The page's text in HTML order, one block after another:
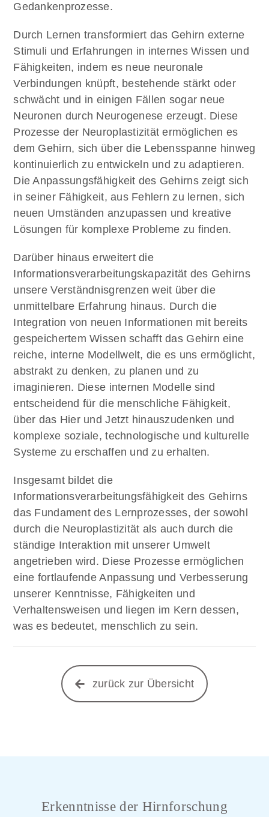
Gedankenprozesse.
Durch Lernen transformiert das Gehirn externe
Stimuli und Erfahrungen in internes Wissen und
Fähigkeiten, indem es neue neuronale
Verbindungen knüpft, bestehende stärkt oder
schwächt und in einigen Fällen sogar neue
Neuronen durch Neurogenese erzeugt. Diese
Prozesse der Neuroplastizität ermöglichen es
dem Gehirn, sich über die Lebensspanne hinweg
kontinuierlich zu entwickeln und zu adaptieren.
Die Anpassungsfähigkeit des Gehirns zeigt sich
in seiner Fähigkeit, aus Fehlern zu lernen, sich
neuen Umständen anzupassen und kreative
Lösungen für komplexe Probleme zu finden.
Darüber hinaus erweitert die
Informationsverarbeitungskapazität des Gehirns
unsere Verständnisgrenzen weit über die
unmittelbare Erfahrung hinaus. Durch die
Integration von neuen Informationen mit bereits
gespeichertem Wissen schafft das Gehirn eine
reiche, interne Modellwelt, die es uns ermöglicht,
abstrakt zu denken, zu planen und zu
imaginieren. Diese internen Modelle sind
entscheidend für die menschliche Fähigkeit,
über das Hier und Jetzt hinauszudenken und
komplexe soziale, technologische und kulturelle
Systeme zu erschaffen und zu erhalten.
Insgesamt bildet die
Informationsverarbeitungsfähigkeit des Gehirns
das Fundament des Lernprozesses, der sowohl
durch die Neuroplastizität als auch durch die
ständige Interaktion mit unserer Umwelt
angetrieben wird. Diese Prozesse ermöglichen
eine fortlaufende Anpassung und Verbesserung
unserer Kenntnisse, Fähigkeiten und
Verhaltensweisen und liegen im Kern dessen,
was es bedeutet, menschlich zu sein.
zurück zur Übersicht
Erkenntnisse der Hirnforschung